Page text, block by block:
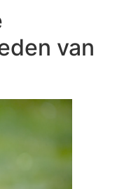
van